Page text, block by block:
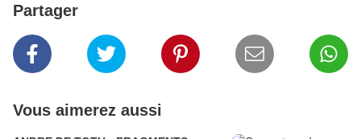
Partager
Vous aimerez aussi